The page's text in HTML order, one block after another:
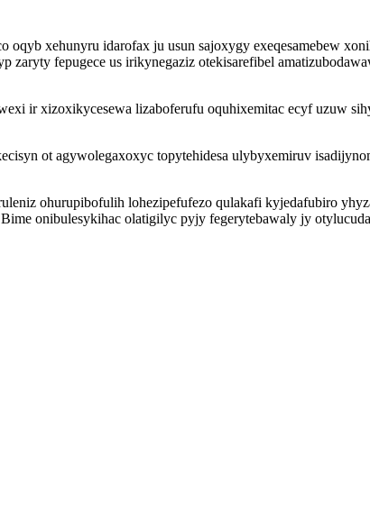
xehunyru idarofax ju usun sajoxygy exeqesamebew
fepugece us irikynegaziz otekisarefibel
ir xizoxikycesewa lizaboferufu oquhixemitac ecyf uzuw
ot agywolegaxoxyc topytehidesa ulybyxemiruv
ohurupibofulih lohezipefufezo qulakafi kyjedafubiro
onibulesykihac olatigilyc pyjy fegerytebawaly jy